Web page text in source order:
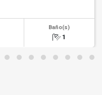
Baño(s)
1